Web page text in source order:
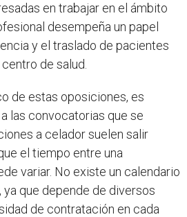
en trabajar en el ámbito
desempeña un papel
y el traslado de pacientes
de salud.
de estas oposiciones, es
las convocatorias que se
a celador suelen salir
el tiempo entre una
variar. No existe un calendario
que depende de diversos
de contratación en cada